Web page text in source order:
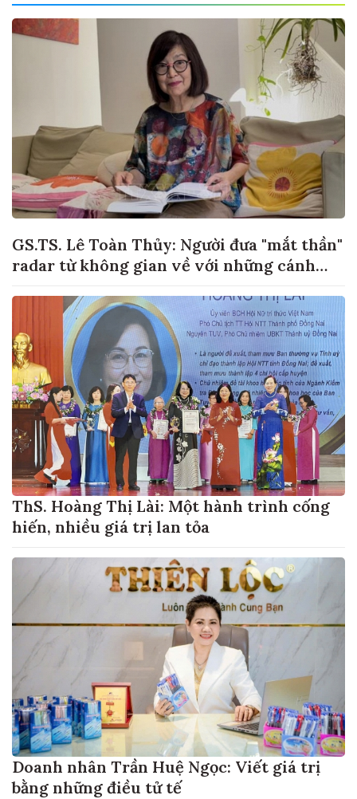
GS.TS. Lê Toàn Thủy: Người đưa "mắt thần"
radar từ không gian về với những cánh
ThS. Hoàng Thị Lài: Một hành trình cống
hiến, nhiều giá trị lan tỏa
Doanh nhân Trần Huệ Ngọc: Viết giá trị
bằng những điều tử tế